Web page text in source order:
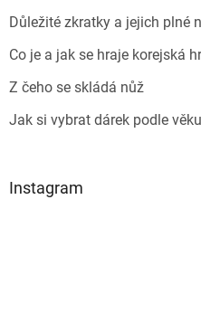
Důležité zkratky a jejich plné
Co je a jak se hraje korejská
Z čeho se skládá nůž
Jak si vybrat dárek podle
Instagram